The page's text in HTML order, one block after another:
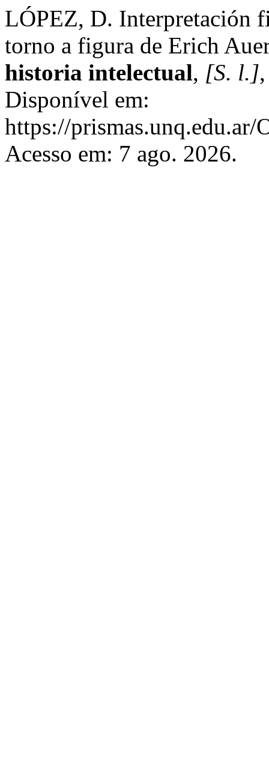
LÓPEZ, D. Interpretación
torno a figura de Erich
historia intelectual, [S. l.]
Disponível em:
https://
Acesso em: 7 ago. 2026.